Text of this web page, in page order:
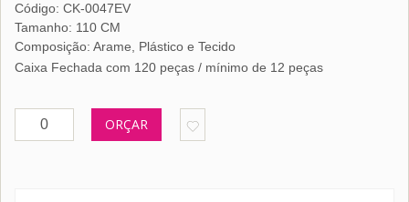
Código: CK-0047EV
Tamanho: 110 CM
Composição: Arame, Plástico e Tecido
Caixa Fechada com 120 peças / mínimo de 12 peças
ORÇAR